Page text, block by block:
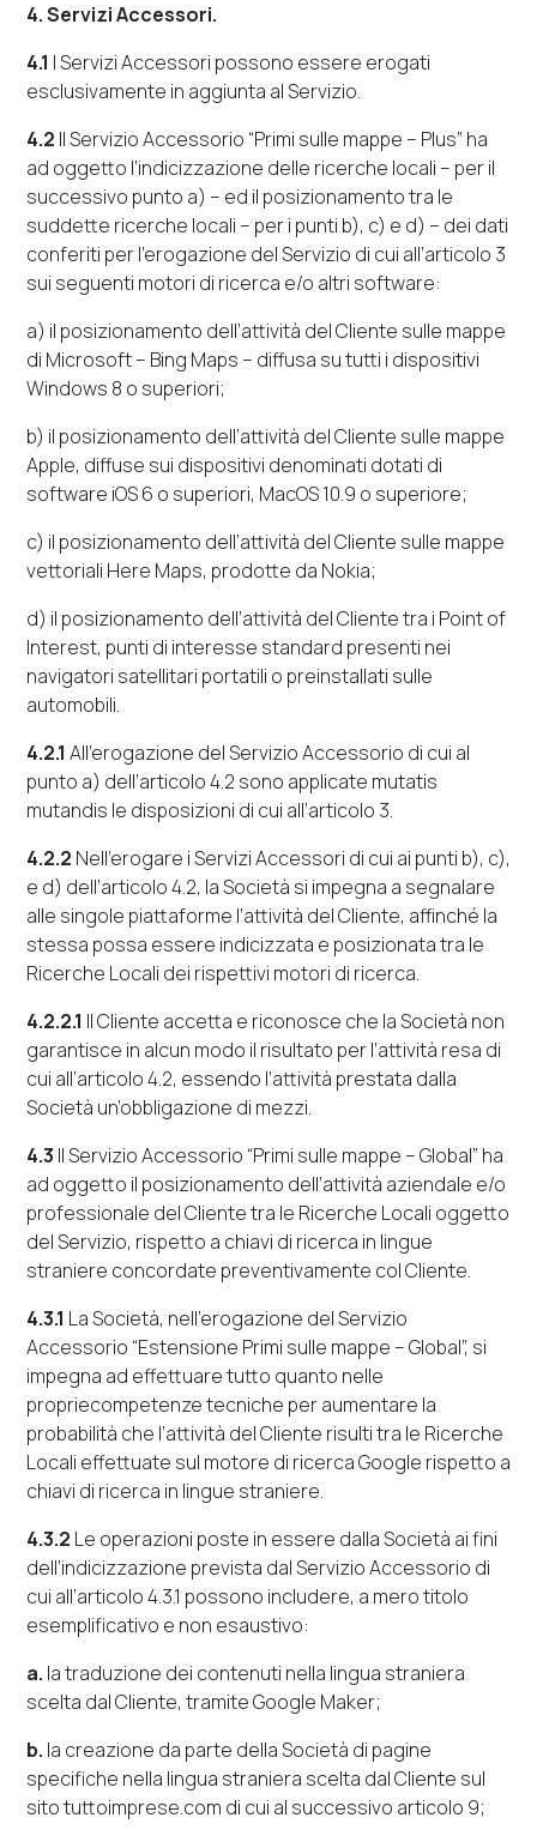
4.Servizi Accessori.
4.1 I Servizi Accessori possono essere erogati
esclusivamente in aggiunta al Servizio.
4.2 Il Servizio Accessorio “Primi sulle mappe – Plus” ha
ad oggetto l’indicizzazione delle ricerche locali – per il
successivo punto a) – ed il posizionamento tra le
suddette ricerche locali – per i punti b), c) e d) – dei dati
conferiti per l’erogazione del Servizio di cui all’articolo 3
sui seguenti motori di ricerca e/o altri software:
a) il posizionamento dell’attività del Cliente sulle mappe
di Microsoft– Bing Maps – diffusa su tutti i dispositivi
Windows 8 o superiori;
b) il posizionamento dell’attività del Cliente sulle mappe
Apple, diffuse sui dispositivi denominati dotati di
software iOS 6 o superiori, MacOS 10.9 o superiore;
c) il posizionamento dell’attività del Cliente sulle mappe
vettoriali Here Maps, prodotte da Nokia;
d) il posizionamento dell’attività del Cliente tra i Point of
Interest, punti di interesse standard presenti nei
navigatori satellitari portatili o preinstallati sulle
automobili.
4.2.1 All’erogazione del Servizio Accessorio di cui al
punto a) dell’articolo 4.2 sono applicate mutatis
mutandis le disposizioni di cui all’articolo 3.
4.2.2 Nell’erogare i Servizi Accessori di cui ai punti b), c),
e d) dell’articolo 4.2, la Società si impegna a segnalare
alle singole piattaforme l’attività del Cliente, affinché la
stessa possa essere indicizzata e posizionata tra le
Ricerche Locali dei rispettivi motori di ricerca.
4.2.2.1 Il Cliente accetta e riconosce che la Società non
garantisce in alcun modo il risultato per l’attività resa di
cui all’articolo 4.2, essendo l’attività prestata dalla
Società un’obbligazione di mezzi.
4.3 Il Servizio Accessorio “Primi sulle mappe – Global” ha
ad oggetto il posizionamento dell’attività aziendale e/o
professionale del Cliente tra le Ricerche Locali oggetto
del Servizio, rispetto a chiavi di ricerca in lingue
straniere concordate preventivamente col Cliente.
4.3.1 La Società, nell’erogazione del Servizio
Accessorio “Estensione Primi sulle mappe – Global”, si
impegna ad effettuare tutto quanto nelle
propriecompetenze tecniche per aumentare la
probabilità che l’attività del Cliente risulti tra le Ricerche
Locali effettuate sul motore di ricercaGoogle rispetto a
chiavi di ricerca in lingue straniere.
4.3.2 Le operazioni poste in essere dalla Società ai fini
dell’indicizzazione prevista dal Servizio Accessorio di
cui all’articolo 4.3.1 possono includere, a mero titolo
esemplificativo e non esaustivo:
a. la traduzione dei contenuti nella lingua straniera
scelta dal Cliente, tramiteGoogle Maker;
b. la creazione da parte della Società di pagine
specifiche nella lingua straniera scelta dal Cliente sul
sitotuttoimprese.com di cui al successivo articolo 9;